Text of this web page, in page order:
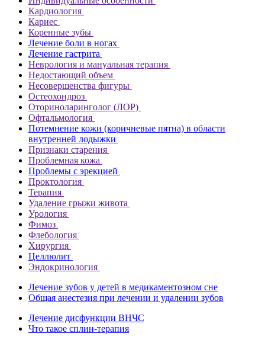
Кардиология
Кариес
Коренные зубы
Лечение боли в ногах
Лечение гастрита
Неврология и мануальная терапия
Недостающий объем
Несовершенства фигуры
Остеохондроз
Оториноларинголог (ЛОР)
Офтальмология
Потемнение кожи (коричневые пятна) в области
внутренней лодыжки
Признаки старения
Проблемная кожа
Проблемы с эрекцией
Проктология
Терапия
Удаление грыжи живота
Урология
Фимоз
Флебология
Хирургия
Целлюлит
Эндокринология
Лечение зубов у детей в медикаментозном сне
Общая анестезия при лечении и удалении зубов
Лечение дисфункции ВНЧС
Что такое сплин-терапия